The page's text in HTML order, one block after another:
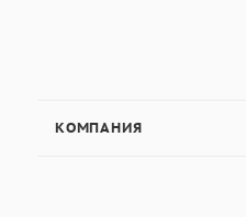
КОМПАНИЯ